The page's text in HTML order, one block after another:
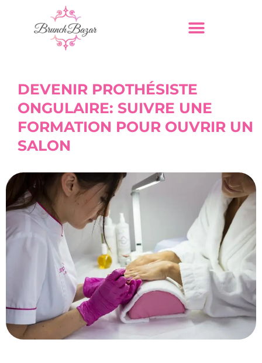
DEVENIR PROTHÉSISTE
ONGULAIRE: SUIVRE UNE
FORMATION POUR OUVRIR UN
SALON